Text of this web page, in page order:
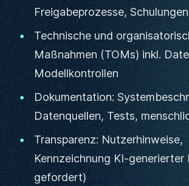
Freigabeprozesse, Schulungen
Technische und
Maßnahmen (TOMs) inkl.
Modellkontrollen
Dokumentation:
Datenquellen, Tests,
Transparenz: Nutzerhinweise,
Kennzeichnung KI-generierter
gefordert)